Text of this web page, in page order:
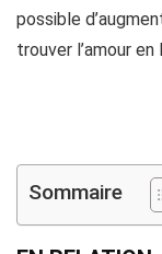
possible
trouver l’amour en
Sommaire